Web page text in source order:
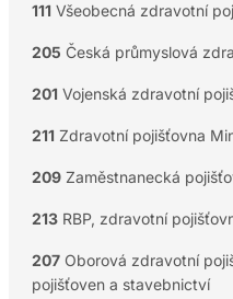
111 Všeobecná zdravotní
205 Česká průmyslová
201 Vojenská zdravotní
211 Zdravotní pojišťovna
209Zaměstnanecká
213RBP, zdravotní
207Oborová zdravotní
pojišťoven a stavebnictví